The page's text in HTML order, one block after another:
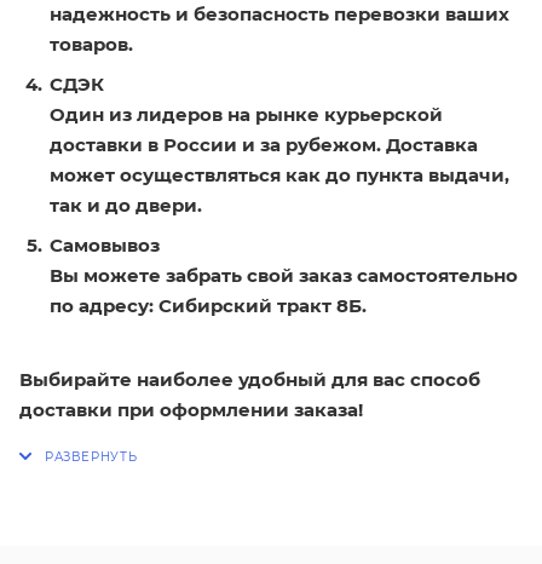
надежность и безопасность перевозки ваших
товаров.
СДЭК
Один из лидеров на рынке курьерской
доставки в России и за рубежом. Доставка
может осуществляться как до пункта выдачи,
так и до двери.
Самовывоз
Вы можете забрать свой заказ самостоятельно
по адресу: Сибирский тракт 8Б.
Выбирайте наиболее удобный для вас способ
доставки при оформлении заказа!